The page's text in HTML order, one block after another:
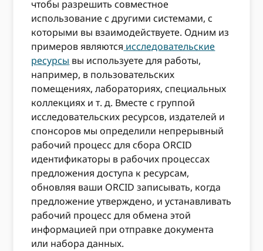
чтобы разрешить совместное
использование с другими системами, с
которыми вы взаимодействуете. Одним из
примеров являются исследовательские
ресурсы вы используете для работы,
например, в пользовательских
помещениях, лабораториях, специальных
коллекциях и т. д. Вместе с группой
исследовательских ресурсов, издателей и
спонсоров мы определили непрерывный
рабочий процесс для сбора ORCID
идентификаторы в рабочих процессах
предложения доступа к ресурсам,
обновляя ваши ORCID записывать, когда
предложение утверждено, и устанавливать
рабочий процесс для обмена этой
информацией при отправке документа
или набора данных.